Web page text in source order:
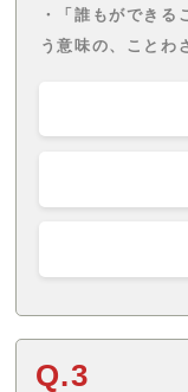
・「誰もができる
う意味の、ことわ
Q.3